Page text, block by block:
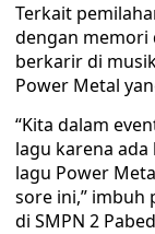
Terkait
dengan memori
berkarir di
Power Metal
“Kita dalam
lagu karena ada
lagu Power
sore ini,” imbuh
di SMPN 2